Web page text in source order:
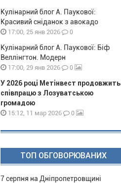
Кулінарний блог А. Паукової:
Красивий сніданок з авокадо
17:00, 25 янв 2026 0
Кулінарний блог А. Паукової: Біф
Веллінгтон. Модерн
17:00, 29 янв 2026 0
У 2026 році Метінвест продовжить
співпрацю з Лозуватською
громадою
15:12, 11 мар 2026 0
ТОП ОБГОВОРЮВАНИХ
7 серпня на Дніпропетровщині